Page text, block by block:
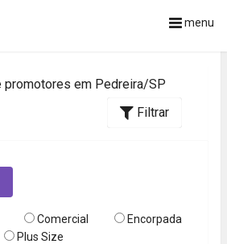
menu
promotores em Pedreira/SP
Filtrar
Comercial
Encorpada
Plus Size